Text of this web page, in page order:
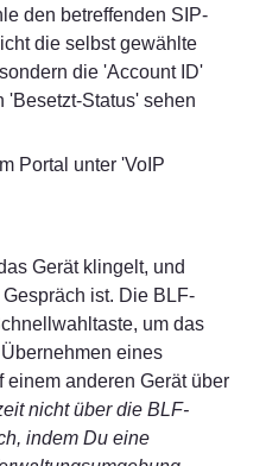
den betreffenden SIP-
die selbst gewählte
die 'Account ID'
'Besetzt-Status' sehen
Portal unter 'VoIP
Gerät klingelt, und
ist. Die BLF-
um das
eines
anderen Gerät über
nicht über die BLF-
indem Du eine